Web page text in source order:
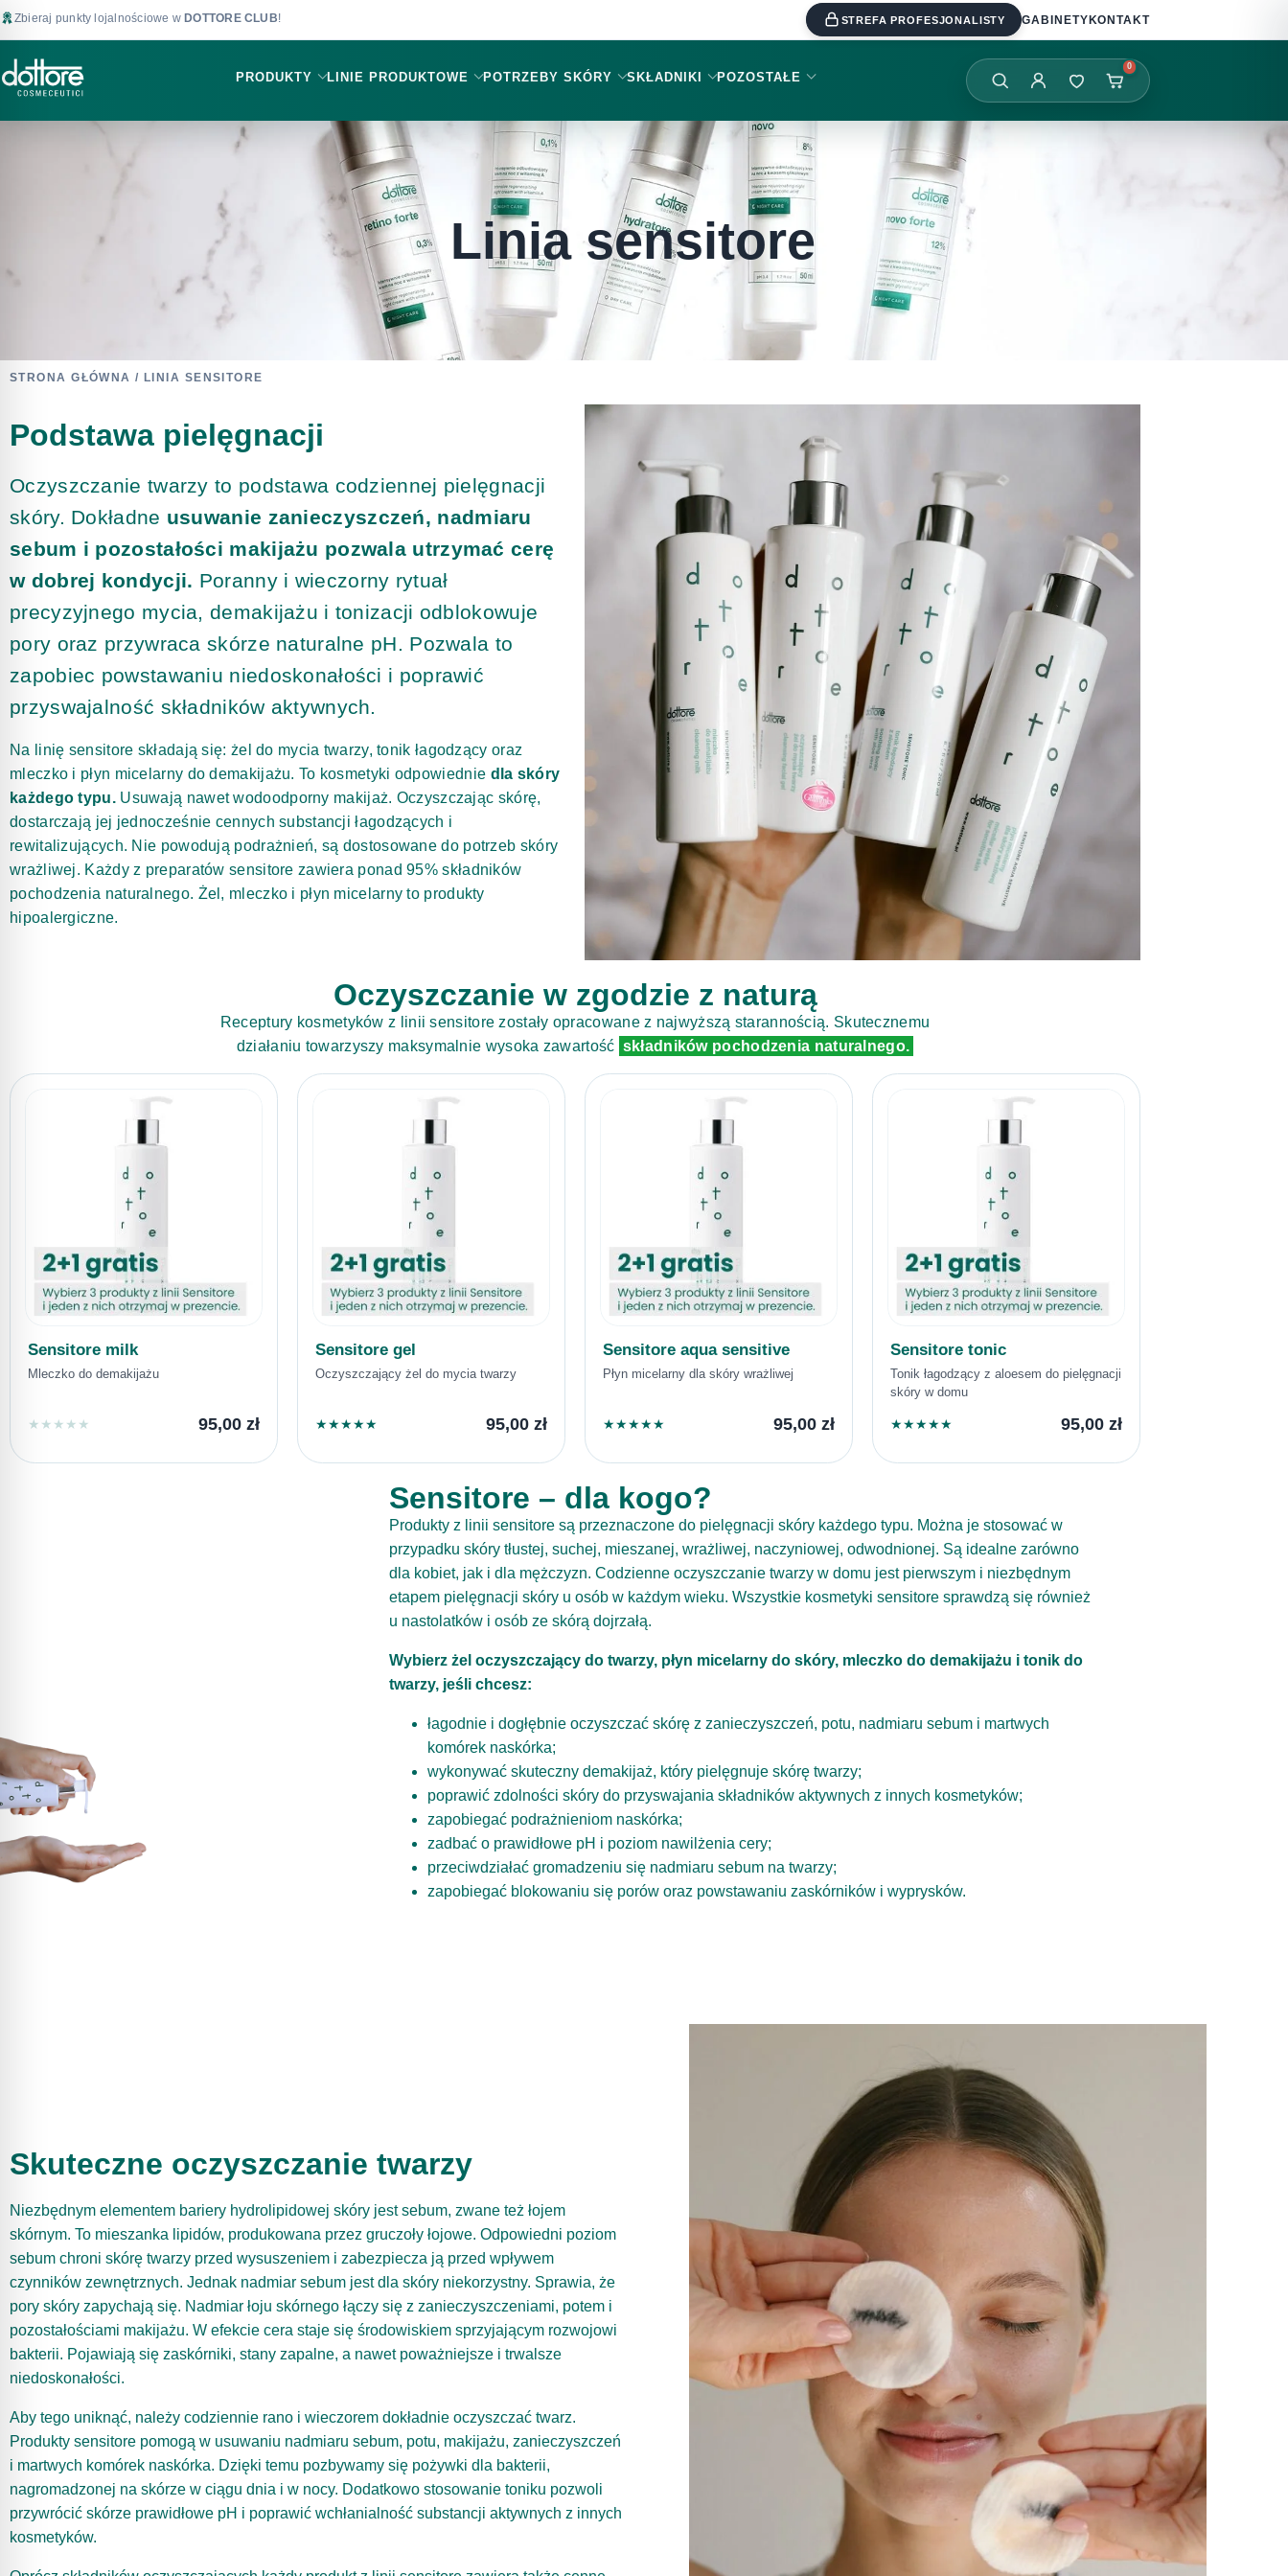
Zbieraj punkty lojalnościowe w DOTTORE CLUB! STREFA PROFESJONALISTY GABINETY KONTAKT
PRODUKTY LINIE PRODUKTOWE POTRZEBY SKÓRY SKŁADNIKI POZOSTAŁE
0
Linia sensitore
STRONA GŁÓWNA / LINIA SENSITORE
Podstawa pielęgnacji
Oczyszczanie twarzy to podstawa codziennej pielęgnacji
skóry. Dokładne usuwanie zanieczyszczeń, nadmiaru
sebum i pozostałości makijażu pozwala utrzymać cerę
w dobrej kondycji. Poranny i wieczorny rytuał
precyzyjnego mycia, demakijażu i tonizacji odblokowuje
pory oraz przywraca skórze naturalne pH. Pozwala to
zapobiec powstawaniu niedoskonałości i poprawić
przyswajalność składników aktywnych.
Na linię sensitore składają się: żel do mycia twarzy, tonik łagodzący oraz
mleczko i płyn micelarny do demakijażu. To kosmetyki odpowiednie dla skóry
każdego typu.Usuwają nawet wodoodporny makijaż. Oczyszczając skórę,
dostarczają jej jednocześnie cennych substancji łagodzących i
rewitalizujących. Nie powodują podrażnień, są dostosowane do potrzeb skóry
wrażliwej. Każdy z preparatów sensitore zawiera ponad 95% składników
pochodzenia naturalnego. Żel, mleczko i płyn micelarny to produkty
hipoalergiczne.
Oczyszczanie w zgodzie z naturą
Receptury kosmetyków z linii sensitore zostały opracowane z najwyższą starannością. Skutecznemu
działaniu towarzyszy maksymalnie wysoka zawartość składników pochodzenia naturalnego.
Sensitore milk
Mleczko do demakijażu
★ ★ ★ ★ ★ 95,00zł
Sensitore gel
Oczyszczający żel do mycia twarzy
★★★★★ 95,00zł
Sensitore aqua sensitive
Płyn micelarny dla skóry wrażliwej
★★★★★ 95,00zł
Sensitore tonic
Tonik łagodzący z aloesem do pielęgnacji
skóry w domu
★★★★★ 95,00zł
Sensitore – dla kogo?
Produkty z linii sensitore są przeznaczone do pielęgnacji skóry każdego typu. Można je stosować w
przypadku skóry tłustej, suchej, mieszanej, wrażliwej, naczyniowej, odwodnionej. Są idealne zarówno
dla kobiet, jak i dla mężczyzn. Codzienne oczyszczanie twarzy w domu jest pierwszym i niezbędnym
etapem pielęgnacji skóry u osób w każdym wieku. Wszystkie kosmetyki sensitore sprawdzą się również
u nastolatków i osób ze skórą dojrzałą.
Wybierz żel oczyszczający do twarzy, płyn micelarny do skóry, mleczko do demakijażu i tonik do
twarzy, jeśli chcesz:
łagodnie i dogłębnie oczyszczać skórę z zanieczyszczeń, potu, nadmiaru sebum i martwych
komórek naskórka;
wykonywać skuteczny demakijaż, który pielęgnuje skórę twarzy;
poprawić zdolności skóry do przyswajania składników aktywnych z innych kosmetyków;
zapobiegać podrażnieniom naskórka;
zadbać o prawidłowe pH i poziom nawilżenia cery;
przeciwdziałać gromadzeniu się nadmiaru sebum na twarzy;
zapobiegać blokowaniu się porów oraz powstawaniu zaskórników i wyprysków.
Skuteczne oczyszczanie twarzy
Niezbędnym elementem bariery hydrolipidowej skóry jest sebum, zwane też łojem
skórnym. To mieszanka lipidów, produkowana przez gruczoły łojowe. Odpowiedni poziom
sebum chroni skórę twarzy przed wysuszeniem i zabezpiecza ją przed wpływem
czynników zewnętrznych. Jednak nadmiar sebum jest dla skóry niekorzystny. Sprawia, że
pory skóry zapychają się. Nadmiar łoju skórnego łączy się z zanieczyszczeniami, potem i
pozostałościami makijażu. W efekcie cera staje się środowiskiem sprzyjającym rozwojowi
bakterii. Pojawiają się zaskórniki, stany zapalne, a nawet poważniejsze i trwalsze
niedoskonałości.
Aby tego uniknąć, należy codziennie rano i wieczorem dokładnie oczyszczać twarz.
Produkty sensitore pomogą w usuwaniu nadmiaru sebum, potu, makijażu, zanieczyszczeń
i martwych komórek naskórka. Dzięki temu pozbywamy się pożywki dla bakterii,
nagromadzonej na skórze w ciągu dnia i w nocy. Dodatkowo stosowanie toniku pozwoli
przywrócić skórze prawidłowe pH i poprawić wchłanialność substancji aktywnych z innych
kosmetyków.